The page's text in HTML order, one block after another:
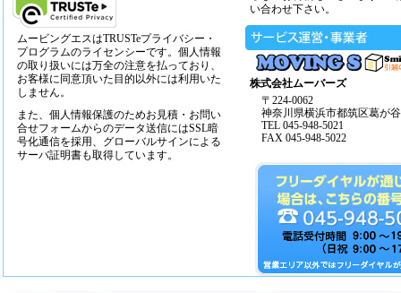
ムービングエスはTRUSTeプライバシー・
プログラムのライセンシーです。個人情報
の取り扱いには万全の注意を払っており、
お客様に同意頂いた目的以外には利用いた
しません。
また、個人情報保護のためお見積・お問い
合せフォームからのデータ送信にはSSL暗
号化通信を採用、グローバルサインによる
サーバ証明書も取得しています。
い合わせ下さい。
株式会社ムーバーズ
〒224-0062
神奈川県横浜市都筑区葛が
TEL 045-948-5021
FAX 045-948-5022